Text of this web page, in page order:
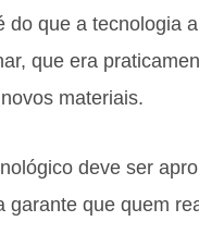
do que a tecnologia
que era
materiais.
deve ser
garante que quem